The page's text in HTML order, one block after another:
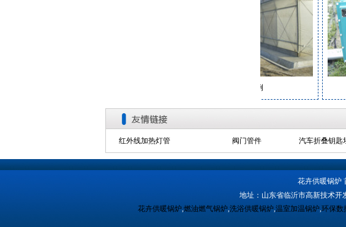
红外线加热灯管 阀门管件 汽车折叠钥匙
花卉供暖锅炉
地址：山东省临沂市高新技术开
花卉供暖锅炉,燃油燃气锅炉,洗浴供暖锅炉,温室加温锅炉,环保数